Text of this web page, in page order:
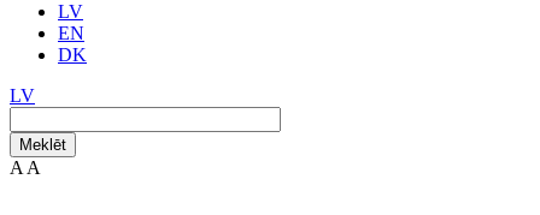
LV
EN
DK
LV
Meklēt
A A